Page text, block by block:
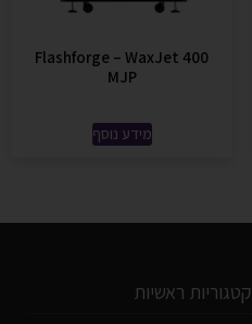
Flashforge – WaxJet 400
MJP
מידע נוסף
קטגוריות ראשיות